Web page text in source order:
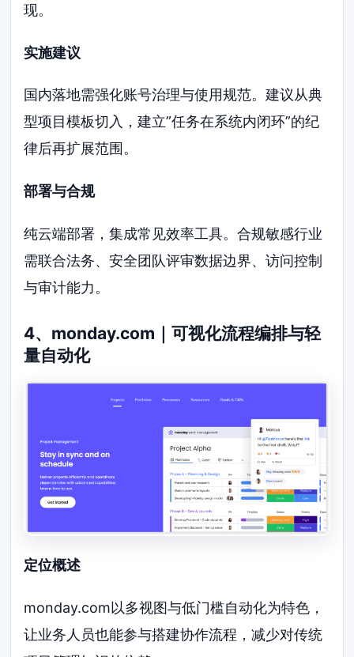
现。
实施建议
国内落地需强化账号治理与使用规范。建议从典
型项目模板切入，建立”任务在系统内闭环”的纪
律后再扩展范围。
部署与合规
纯云端部署，集成常见效率工具。合规敏感行业
需联合法务、安全团队评审数据边界、访问控制
与审计能力。
4、monday.com｜可视化流程编排与轻
量自动化
定位概述
monday.com以多视图与低门槛自动化为特色，
让业务人员也能参与搭建协作流程，减少对传统